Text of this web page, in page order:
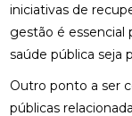
iniciativas de
gestão é essencial
saúde pública seja
Outro ponto a ser
públicas